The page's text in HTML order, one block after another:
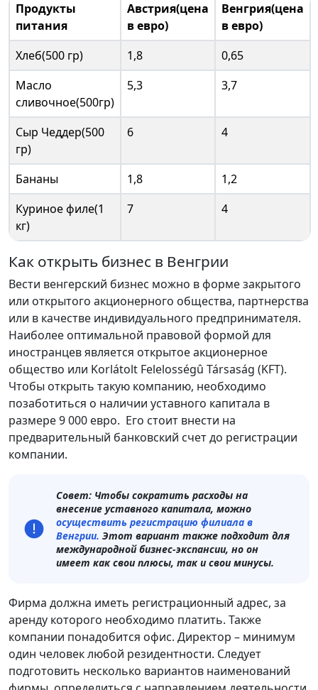
Продукты
питания
Австрия(цена
в евро)
Венгрия(цена
в евро)
Хлеб(500 гр)
1,8
0,65
Масло
сливочное(500гр)
5,3 3,7
Сыр Чеддер(500
гр)
6 4
Бананы 1,8
1,2
Куриное филе(1
кг)
7 4
Как открыть бизнес в Венгрии
Вести венгерский бизнес можно в форме закрытого
или открытого акционерного общества, партнерства
или в качестве индивидуального предпринимателя.
Наиболее оптимальной правовой формой для
иностранцев является открытое акционерное
общество или Korlátolt Felelosségû Társaság (KFT).
Чтобы открыть такую компанию, необходимо
позаботиться о наличии уставного капитала в
размере 9 000 евро. Его стоит внести на
предварительный банковский счет до регистрации
компании.
Совет: Чтобы сократить расходы на
внесение уставного капитала, можно
осуществить регистрацию филиала в
Венгрии. Этот вариант также подходит для
международной бизнес-экспансии, но он
имеет как свои плюсы, так и свои минусы.
Фирма должна иметь регистрационный адрес, за
аренду которого необходимо платить. Также
компании понадобится офис. Директор – минимум
один человек любой резидентности. Следует
подготовить несколько вариантов наименований